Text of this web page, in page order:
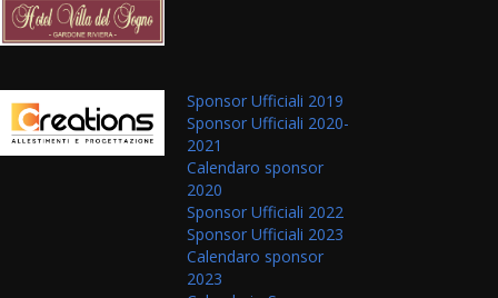
Sponsor Ufficiali 2019
Sponsor Ufficiali 2020-
2021
Calendaro sponsor
2020
Sponsor Ufficiali 2022
Sponsor Ufficiali 2023
Calendaro sponsor
2023